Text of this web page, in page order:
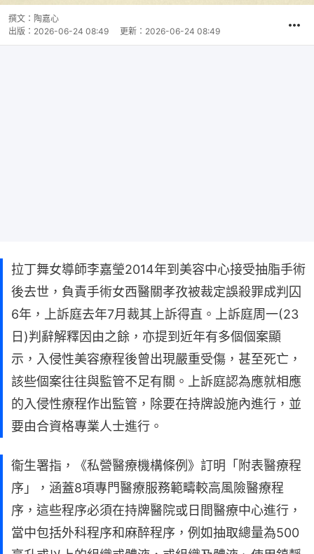
撰文： 陶嘉心
出版： 2026-06-24 08:49 更新： 2026-06-24 08:49
拉丁舞女導師李嘉瑩2014年到美容中心接受抽脂手術
後去世，負責手術女西醫關孝孜被裁定誤殺罪成判囚
6年，上訴庭去年7月裁其上訴得直。上訴庭周一(23
日)判辭解釋因由之餘，亦提到近年有多個個案顯
示，入侵性美容療程後曾出現嚴重受傷，甚至死亡，
該些個案往往與監管不足有關。上訴庭認為應就相應
的入侵性療程作出監管，除要在持牌設施內進行，並
要由合資格專業人士進行。
衞生署指，《私營醫療機構條例》訂明「附表醫療程
序」，涵蓋8項專門醫療服務範疇較高風險醫療程
序，這些程序必須在持牌醫院或日間醫療中心進行，
當中包括外科程序和麻醉程序，例如抽取總量為500